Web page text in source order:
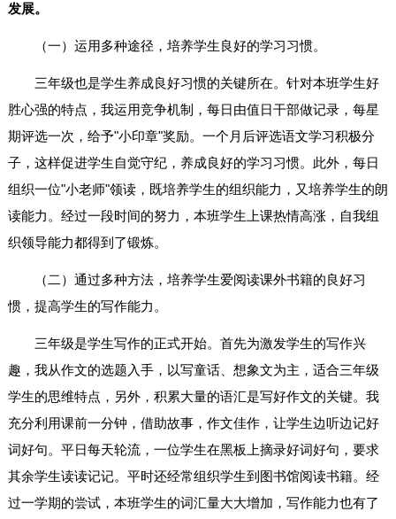
发展。
（一）运用多种途径，培养学生良好的学习习惯。
三年级也是学生养成良好习惯的关键所在。针对本班学生好
胜心强的特点，我运用竞争机制，每日由值日干部做记录，每星
期评选一次，给予"小印章"奖励。一个月后评选语文学习积极分
子，这样促进学生自觉守纪，养成良好的学习习惯。此外，每日
组织一位"小老师"领读，既培养学生的组织能力，又培养学生的朗
读能力。经过一段时间的努力，本班学生上课热情高涨，自我组
织领导能力都得到了锻炼。
（二）通过多种方法，培养学生爱阅读课外书籍的良好习
惯，提高学生的写作能力。
三年级是学生写作的正式开始。首先为激发学生的写作兴
趣，我从作文的选题入手，以写童话、想象文为主，适合三年级
学生的思维特点，另外，积累大量的语汇是写好作文的关键。我
充分利用课前一分钟，借助故事，作文佳作，让学生边听边记好
词好句。平日每天轮流，一位学生在黑板上摘录好词好句，要求
其余学生读读记记。平时还经常组织学生到图书馆阅读书籍。经
过一学期的尝试，本班学生的词汇量大大增加，写作能力也有了